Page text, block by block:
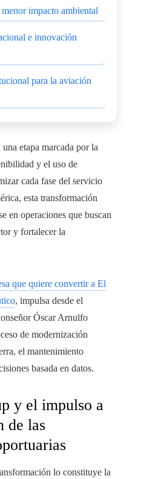
impacto ambiental
e innovación
para la aviación
etapa marcada por la
y el uso de
cada fase del servicio
esta transformación
en operaciones que buscan
y fortalecer la
que quiere convertir a El
, impulsa desde el
Óscar Arnulfo
de modernización
el mantenimiento
basada en datos.
y el impulso a
de las
lo constituye la